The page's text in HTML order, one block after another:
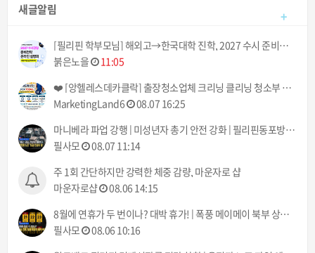
+
새글알림
[필리핀 학부모님] 해외고→한국대학 진학, 2027 수시 준비전략 온라인 설명회｜8/14 오후 6시
붉은노을
11:05
❤️ [앙헬레스데카클락] 출장청소업체 크리닝 클리닝 청소부 아떼 아줌마 서비스! (기본 3시간에 700페소!) ❤️
MarketingLand6
08.07 16:25
마니베라 파업 강행 | 미성년자 총기 안전 강화 | 필리핀동포방송 | 필리핀한인방송 | 필리핀뉴스룸
필사모
08.07 11:14
주 1회 간단하지만 강력한 체중 감량, 마운자로 샵
마운자로샵
08.06 14:15
8월에 연휴가 두 번이나? 대박 휴가! | 폭풍 메이메이 북부 상륙 | 필리핀동포방송 | 필리핀한인방송 | 필리핀뉴스룸
필사모
08.06 10:16